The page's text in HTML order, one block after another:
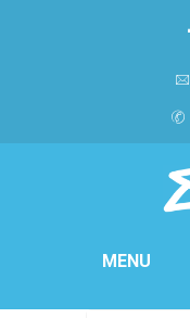
MENU